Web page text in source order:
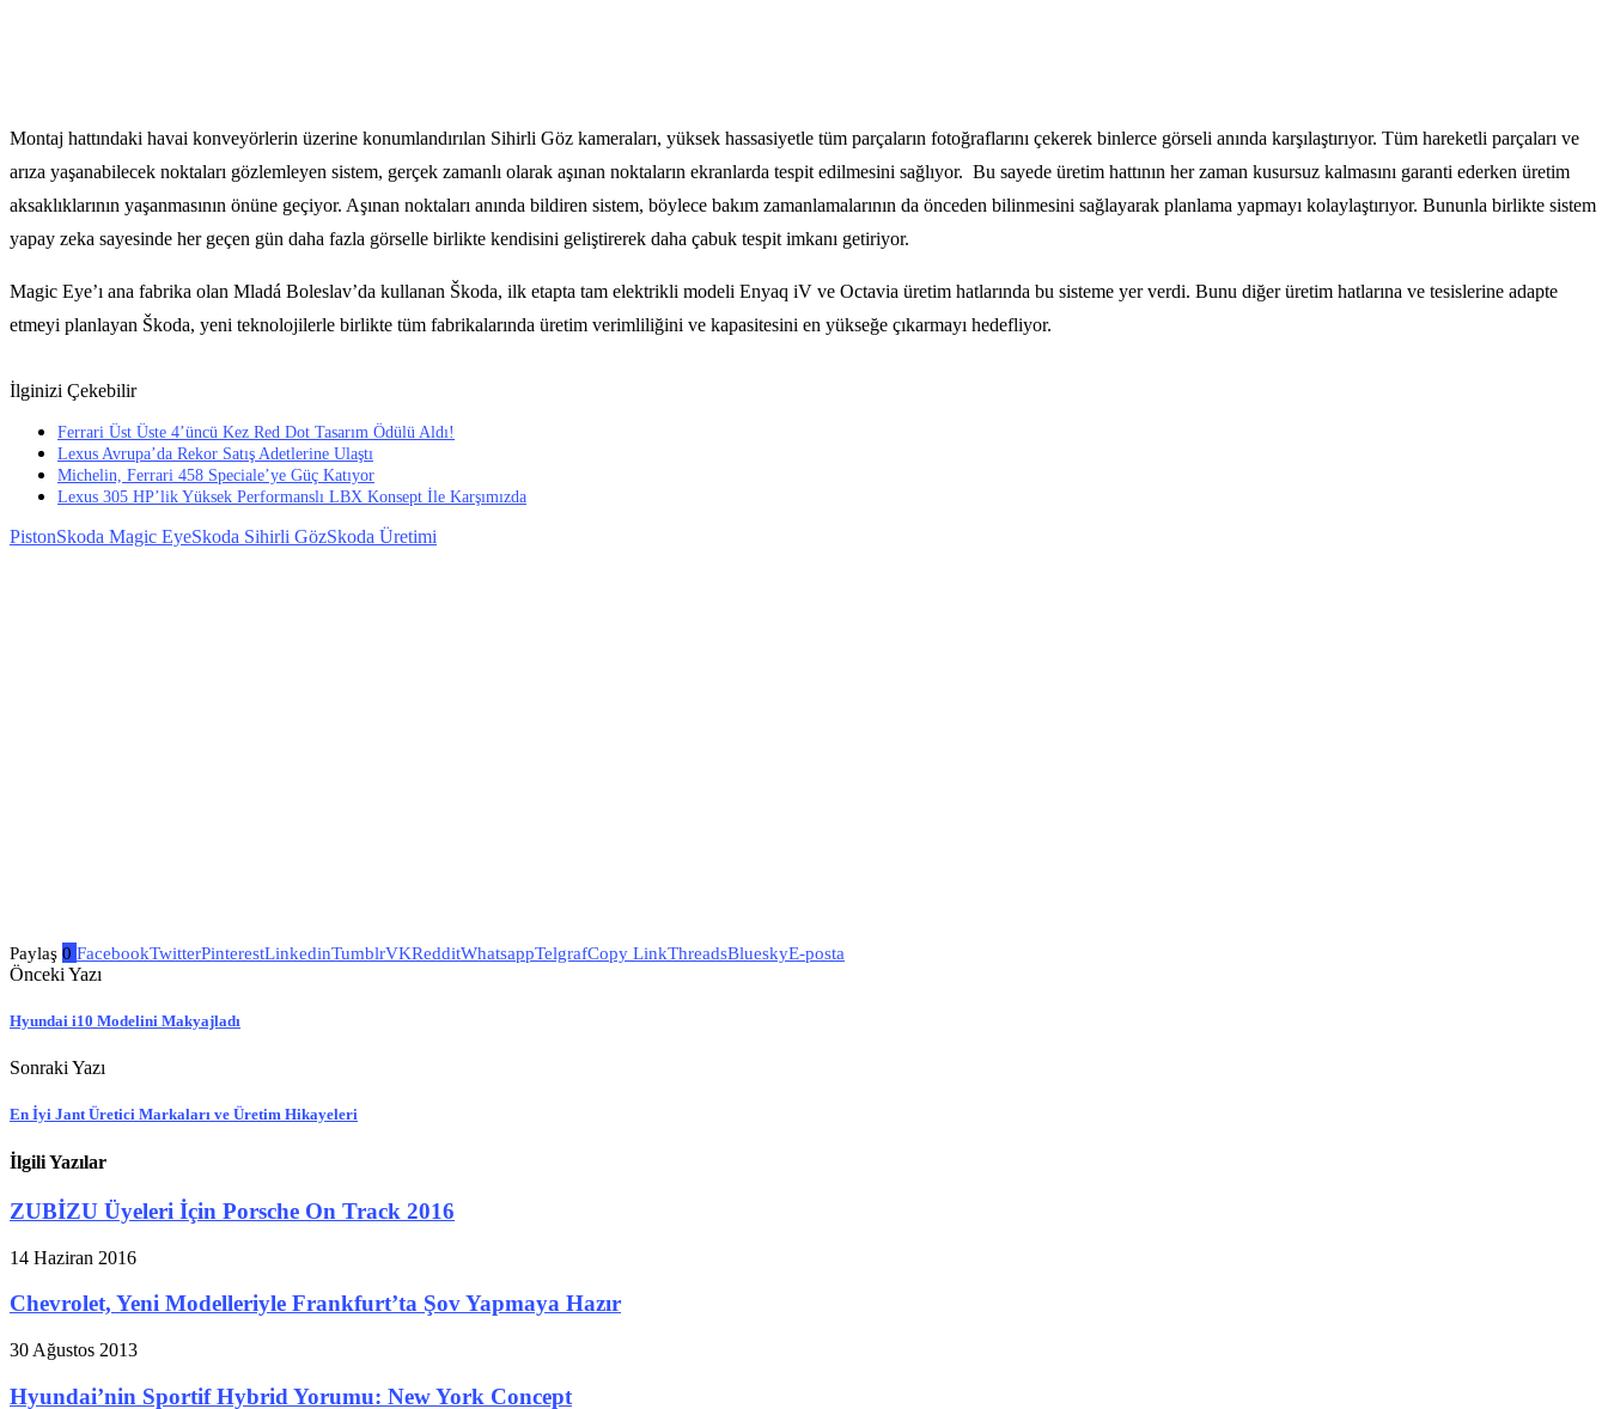
Montaj hattındaki havai konveyörlerin üzerine konumlandırılan Sihirli Göz kameraları, yüksek hassasiyetle tüm parçaların fotoğraflarını çekerek binlerce görseli anında karşılaştırıyor. Tüm hareketli parçaları ve
arıza yaşanabilecek noktaları gözlemleyen sistem, gerçek zamanlı olarak aşınan noktaların ekranlarda tespit edilmesini sağlıyor. Bu sayede üretim hattının her zaman kusursuz kalmasını garanti ederken üretim
aksaklıklarının yaşanmasının önüne geçiyor. Aşınan noktaları anında bildiren sistem, böylece bakım zamanlamalarının da önceden bilinmesini sağlayarak planlama yapmayı kolaylaştırıyor. Bununla birlikte sistem
yapay zeka sayesinde her geçen gün daha fazla görselle birlikte kendisini geliştirerek daha çabuk tespit imkanı getiriyor.
Magic Eye’ı ana fabrika olan Mladá Boleslav’da kullanan Škoda, ilk etapta tam elektrikli modeli Enyaq iV ve Octavia üretim hatlarında bu sisteme yer verdi. Bunu diğer üretim hatlarına ve tesislerine adapte
etmeyi planlayan Škoda, yeni teknolojilerle birlikte tüm fabrikalarında üretim verimliliğini ve kapasitesini en yükseğe çıkarmayı hedefliyor.
İlginizi Çekebilir
Ferrari Üst Üste 4’üncü Kez Red Dot Tasarım Ödülü Aldı!
Lexus Avrupa’da Rekor Satış Adetlerine Ulaştı
Michelin, Ferrari 458 Speciale’ye Güç Katıyor
Lexus 305 HP’lik Yüksek Performanslı LBX Konsept İle Karşımızda
PistonSkoda Magic EyeSkoda Sihirli GözSkoda Üretimi
Paylaş 0 FacebookTwitterPinterestLinkedinTumblrVKRedditWhatsappTelgrafCopy LinkThreadsBlueskyE-posta
Önceki Yazı
Hyundai i10 Modelini Makyajladı
Sonraki Yazı
En İyi Jant Üretici Markaları ve Üretim Hikayeleri
İlgili Yazılar
ZUBİZU Üyeleri İçin Porsche On Track 2016
14 Haziran 2016
Chevrolet, Yeni Modelleriyle Frankfurt’ta Şov Yapmaya Hazır
30 Ağustos 2013
Hyundai’nin Sportif Hybrid Yorumu: New York Concept